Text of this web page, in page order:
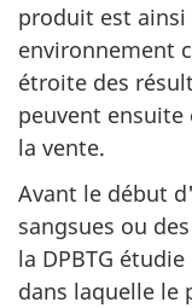
produit est
environnement
étroite des
peuvent
la vente.
Avant le début
sangsues ou
la DPBTG
dans laquelle le